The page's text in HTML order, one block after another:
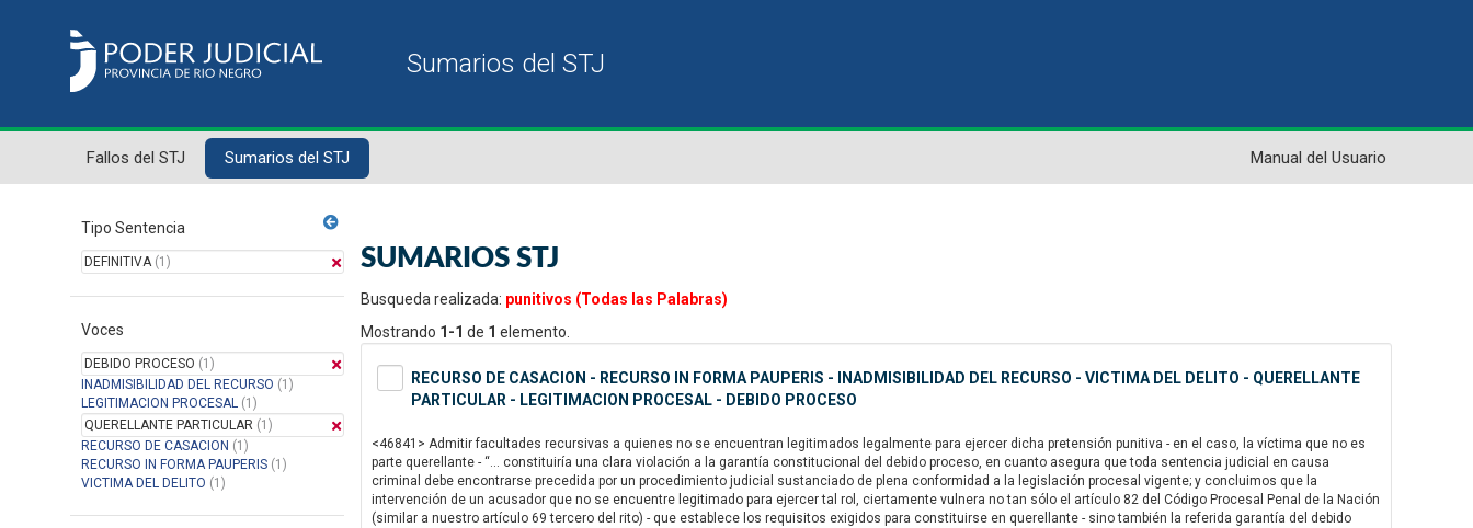
Fallos del STJ Sumarios del STJ Manual del Usuario
Tipo Sentencia
DEFINITIVA(1)
Voces
DEBIDO PROCESO (1)
INADMISIBILIDAD DEL RECURSO (1)
LEGITIMACION PROCESAL (1)
QUERELLANTE PARTICULAR (1)
RECURSO DE CASACION (1)
RECURSO IN FORMA PAUPERIS (1)
VICTIMA DEL DELITO (1)
SUMARIOS STJ
Busqueda realizada: punitivos (Todas las Palabras)
Mostrando 1-1 de 1 elemento.
RECURSO DE CASACION - RECURSO IN FORMA PAUPERIS - INADMISIBILIDAD DEL RECURSO - VICTIMA DEL DELITO - QUERELLANTE
PARTICULAR - LEGITIMACION PROCESAL - DEBIDO PROCESO
<46841> Admitir facultades recursivas a quienes no se encuentran legitimados legalmente para ejercer dicha pretensión punitiva - en el caso, la víctima que no es
parte querellante - “... constituiría una clara violación a la garantía constitucional del debido proceso, en cuanto asegura que toda sentencia judicial en causa
criminal debe encontrarse precedida por un procedimiento judicial sustanciado de plena conformidad a la legislación procesal vigente; y concluimos que la
intervención de un acusador que no se encuentre legitimado para ejercer tal rol, ciertamente vulnera no tan sólo el artículo 82 del Código Procesal Penal de la Nación
(similar a nuestro artículo 69 tercero del rito) - que establece los requisitos exigidos para constituirse en querellante - sino también la referida garantía del debido